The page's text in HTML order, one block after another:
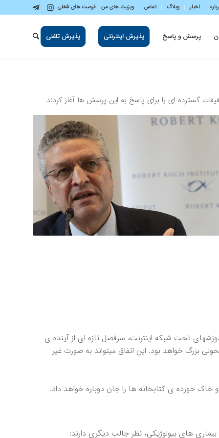
اخبار وبلاگ تماس ویزیت های من فرصت های شغلی
پرسش و پاسخ پذیرش اینترنتی پذیرش تلفنی
گسترده اى را براى پاسخ به اين پرسش ها آغاز كردند.
تحت شبكه اينترنت، سرفصل تازه اى از آينده ى
بزرگ خواهد بود. اين اتفاق ميتواند به صورت غير
خورده ى كتابخانه ها را جان دوباره خواهد داد.
هاى بيولوژيكى، نظر جالب ديگرى دارند: